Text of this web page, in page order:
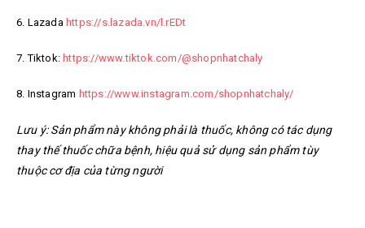
6. Lazada https://s.lazada.vn/l.rEDt
7. Tiktok: https://www.tiktok.com/@shopnhatchaly
8. Instagram https://www.instagram.com/shopnhatchaly/
Lưu ý: Sản phẩm này không phải là thuốc, không có tác dụng
thay thế thuốc chữa bệnh, hiệu quả sử dụng sản phẩm tùy
thuộc cơ địa của từng người